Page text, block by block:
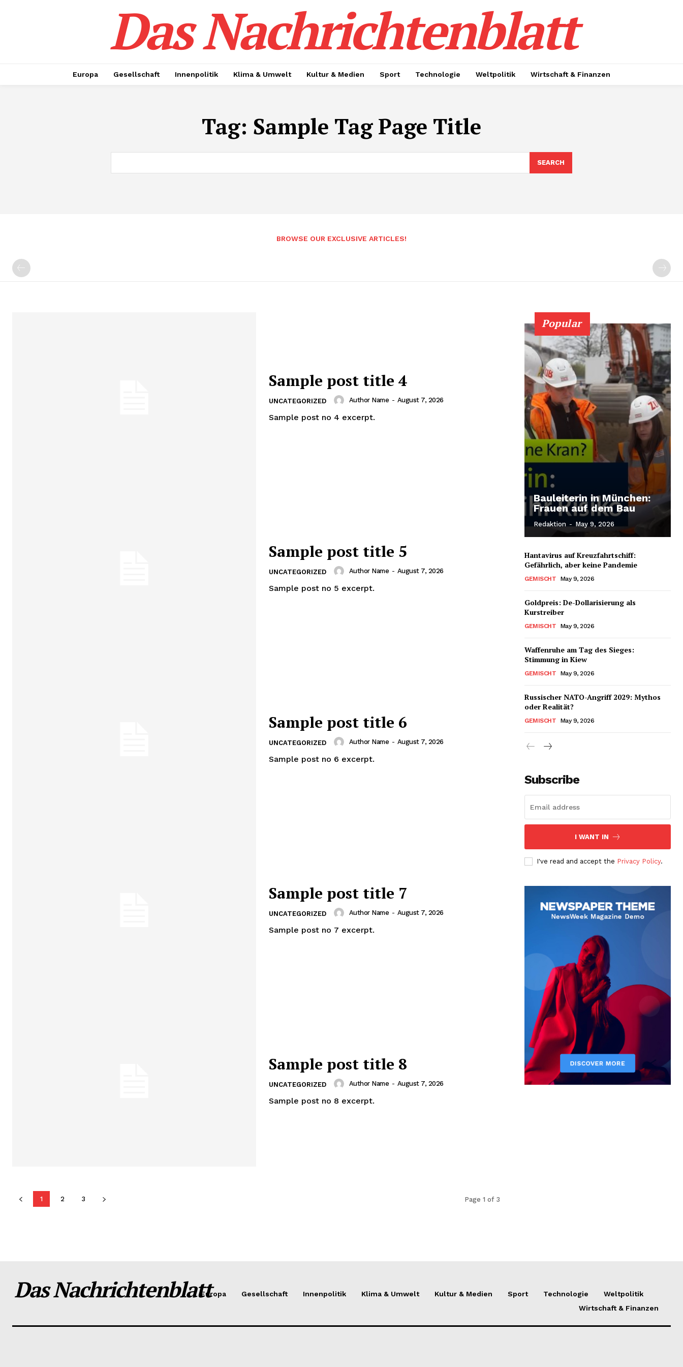
Das Nachrichtenblatt
Europa Gesellschaft Innenpolitik Klima & Umwelt Kultur & Medien Sport Technologie Weltpolitik Wirtschaft & Finanzen
Tag: Sample Tag Page Title
SEARCH
BROWSE OUR EXCLUSIVE ARTICLES!
Sample post title 4
UNCATEGORIZED Author Name - August 7, 2026
Sample post no 4 excerpt.
Sample post title 5
UNCATEGORIZED Author Name - August 7, 2026
Sample post no 5 excerpt.
Sample post title 6
UNCATEGORIZED Author Name - August 7, 2026
Sample post no 6 excerpt.
Sample post title 7
UNCATEGORIZED Author Name - August 7, 2026
Sample post no 7 excerpt.
Sample post title 8
UNCATEGORIZED Author Name - August 7, 2026
Sample post no 8 excerpt.
1 2 3 Page 1 of 3
Popular
Bauleiterin in München:
Frauen auf dem Bau
Redaktion - May 9, 2026
Hantavirus auf Kreuzfahrtschiff:
Gefährlich, aber keine Pandemie
GEMISCHT May 9, 2026
Goldpreis: De-Dollarisierung als
Kurstreiber
GEMISCHT May 9, 2026
Waffenruhe am Tag des Sieges:
Stimmung in Kiew
GEMISCHT May 9, 2026
Russischer NATO-Angriff 2029: Mythos
oder Realität?
GEMISCHT May 9, 2026
Subscribe
I WANT IN
I've read and accept the Privacy Policy.
Das NachrichtenblattEuropa Gesellschaft Innenpolitik Klima & Umwelt Kultur & Medien Sport Technologie
Weltpolitik
Wirtschaft & Finanzen